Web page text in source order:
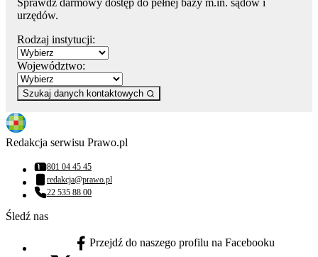
urzędów.
Rodzaj instytucji:
Województwo:
Szukaj danych kontaktowych
Redakcja serwisu Prawo.pl
Numer telefonu:
801 04 45 45
Adres email:
redakcja@prawo.pl
Numer telefonu:
22 535 88 00
Śledź nas
facebook - otwiera się w nowej karcie
Przejdź do naszego profilu na Facebooku